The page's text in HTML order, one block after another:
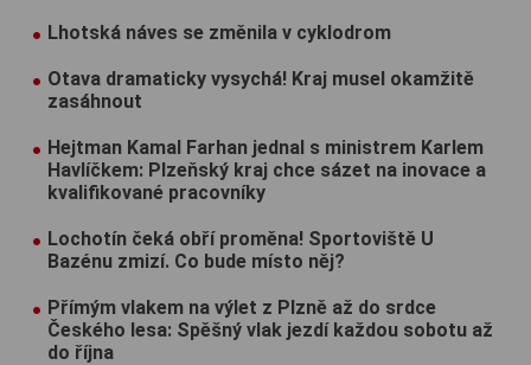
Lhotská náves se změnila v cyklodrom
Otava dramaticky vysychá! Kraj musel okamžitě
zasáhnout
Hejtman Kamal Farhan jednal s ministrem Karlem
Havlíčkem: Plzeňský kraj chce sázet na inovace a
kvalifikované pracovníky
Lochotín čeká obří proměna! Sportoviště U
Bazénu zmizí. Co bude místo něj?
Přímým vlakem na výlet z Plzně až do srdce
Českého lesa: Spěšný vlak jezdí každou sobotu až
do října